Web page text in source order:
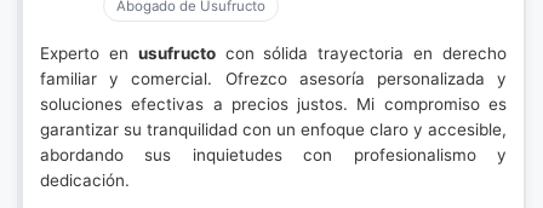
Abogado de Usufructo
Experto en usufructocon sólida trayectoria en derecho
familiar y comercial. Ofrezco asesoría personalizada y
soluciones efectivas a precios justos. Mi compromiso es
garantizar su tranquilidad con un enfoque claro y accesible,
abordando sus inquietudes con profesionalismo y
dedicación.